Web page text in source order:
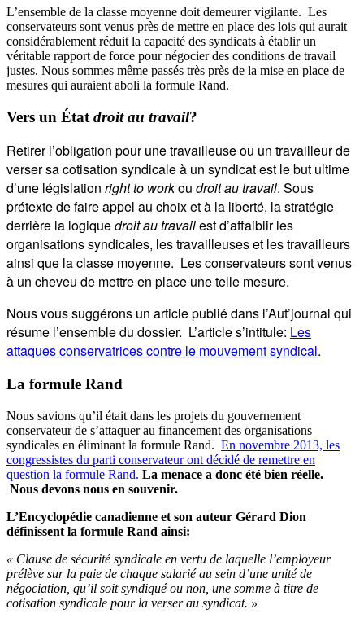
L’ensemble de la classe moyenne doit demeurer vigilante. Les
conservateurs sont venus près de mettre en place des lois qui aurait
considérablement réduit la capacité des syndicats à établir un
véritable rapport de force pour négocier des conditions de travail
justes. Nous sommes même passés très près de la mise en place de
mesures qui auraient aboli la formule Rand.
Vers un État droit au travail?
Retirer l’obligation pour une travailleuse ou un travailleur de
verser sa cotisation syndicale à un syndicat est le but ultime
d’une législation right to workou droit au travail. Sous
prétexte de faire appel au choix et à la liberté, la stratégie
derrière la logiquedroit au travailest d’affaiblir les
organisations syndicales, les travailleuses et les travailleurs
ainsi que la classe moyenne. Les conservateurs sont venus
à un cheveu de mettre en place une telle mesure.
Nous vous suggérons un article publié dans l’Aut’journal qui
résume l’ensemble du dossier. L’article s’intitule: Les
attaques conservatrices contre le mouvement syndical.
La formule Rand
Nous savions qu’il était dans les projets du gouvernement
conservateur de s’attaquer au financement des organisations
syndicales en éliminant la formule Rand. En novembre 2013, les
congressistes du parti conservateur ont décidé de remettre en
question la formule Rand. La menace a donc été bien réelle.
Nous devons nous en souvenir.
L’Encyclopédie canadienne et son auteur Gérard Dion
définissent la formule Rand ainsi:
« Clause de sécurité syndicale en vertu de laquelle l’employeur
prélève sur la paie de chaque salarié au sein d’une unité de
négociation, qu’il soit syndiqué ou non, une somme à titre de
cotisation syndicale pour la verser au syndicat. »